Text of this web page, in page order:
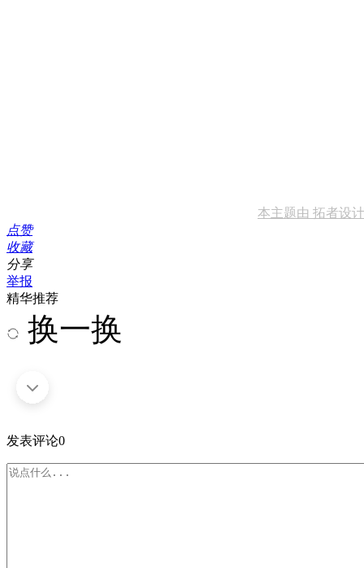
本主题由 拓者设
点赞
收藏
分享
举报
精华推荐
换一换
发表评论0